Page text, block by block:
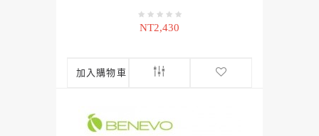
NT2,430
加入購物車